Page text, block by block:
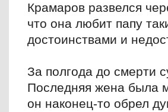
Крамаров развелся
что она любит папу
достоинствами и
За полгода до смерти
Последняя жена была
он наконец-то обрел